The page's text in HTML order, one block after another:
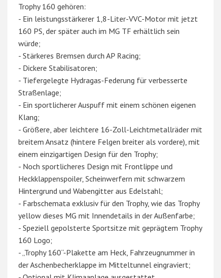
Trophy 160 gehören:
- Ein leistungsstärkerer 1,8-Liter-VVC-Motor mit jetzt
160 PS, der später auch im MG TF erhältlich sein
würde;
- Stärkeres Bremsen durch AP Racing;
- Dickere Stabilisatoren;
- Tiefergelegte Hydragas-Federung für verbesserte
Straßenlage;
- Ein sportlicherer Auspuff mit einem schönen eigenen
Klang;
- Größere, aber leichtere 16-Zoll-Leichtmetallräder mit
breitem Ansatz (hintere Felgen breiter als vordere), mit
einem einzigartigen Design für den Trophy;
- Noch sportlicheres Design mit Frontlippe und
Heckklappenspoiler, Scheinwerfern mit schwarzem
Hintergrund und Wabengitter aus Edelstahl;
- Farbschemata exklusiv für den Trophy, wie das Trophy
yellow dieses MG mit Innendetails in der Außenfarbe;
- Speziell gepolsterte Sportsitze mit geprägtem Trophy
160 Logo;
- „Trophy 160“-Plakette am Heck, Fahrzeugnummer in
der Aschenbecherklappe im Mitteltunnel eingraviert;